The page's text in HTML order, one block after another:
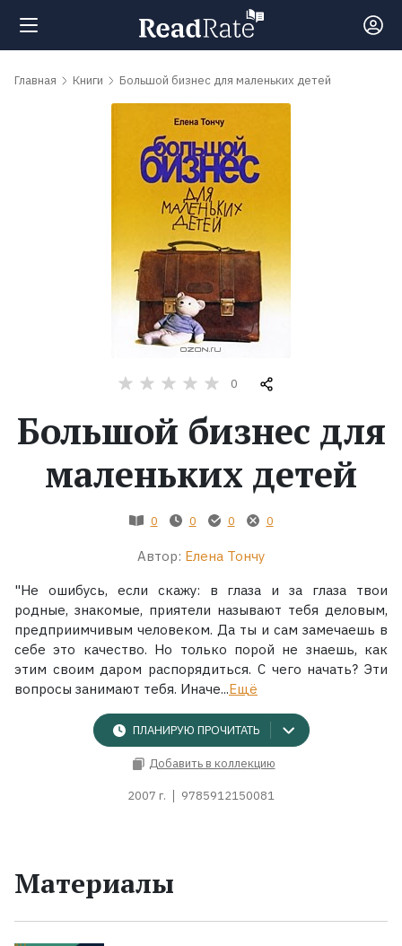
Поиск
Жанры
Серии
Коллекции
Главная Книги Большой бизнес для маленьких детей
0
Большой бизнес для
маленьких детей
0 0 0 0
Автор: Елена Тончу
"Не ошибусь, если скажу: в глаза и за глаза твои
родные, знакомые, приятели называют тебя деловым,
предприимчивым человеком. Да ты и сам замечаешь в
себе это качество. Но только порой не знаешь, как
этим своим даром распорядиться. С чего начать? Эти
вопросы занимают тебя. Иначе...Ещё
ПЛАНИРУЮ ПРОЧИТАТЬ
Добавить в коллекцию
2007 г. 9785912150081
Материалы